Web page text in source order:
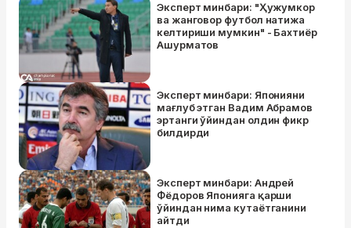
Эксперт минбари: "Ҳужумкор
ва жанговор футбол натижа
келтириши мумкин" - Бахтиёр
Ашурматов
Эксперт минбари: Японияни
мағлуб этган Вадим Абрамов
эртанги ўйиндан олдин фикр
билдирди
Эксперт минбари: Андрей
Фёдоров Японияга қарши
ўйиндан нима кутаётганини
айтди